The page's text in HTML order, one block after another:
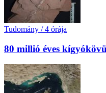
Tudomány / 4 órája
80 millió éves